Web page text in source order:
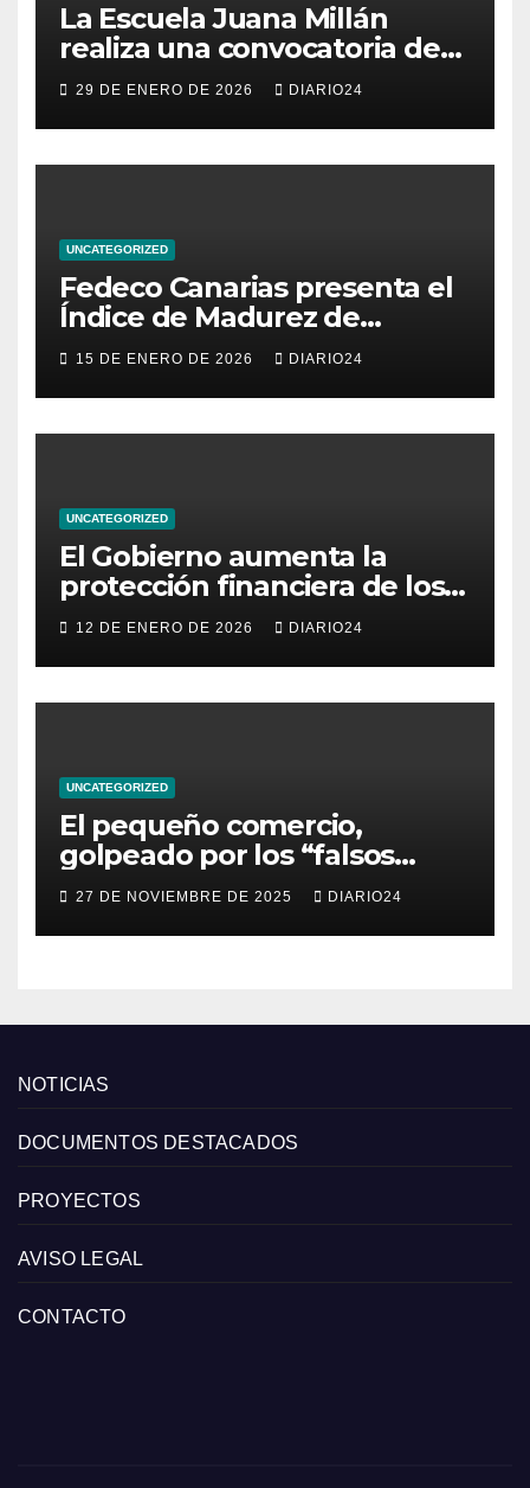
La Escuela Juana Millán
realiza una convocatoria de
becas para mujeres
emprendedoras andaluzas
29 DE ENERO DE 2026 DIARIO24
UNCATEGORIZED
Fedeco Canarias presenta el
Índice de Madurez de
Comercio de Canarias: una
radiografía del estado del
pequeño y mediano
comercio del archipiélago
15 DE ENERO DE 2026 DIARIO24
UNCATEGORIZED
El Gobierno aumenta la
protección financiera de los
consumidores con límites a
los intereses del crédito al
consumo para evitar el
sobreendeudamiento
12 DE ENERO DE 2026 DIARIO24
UNCATEGORIZED
El pequeño comercio,
golpeado por los “falsos
descuentos” del Black Friday
de las grandes cadenas
27 DE NOVIEMBRE DE 2025 DIARIO24
NOTICIAS
DOCUMENTOS DESTACADOS
PROYECTOS
AVISO LEGAL
CONTACTO